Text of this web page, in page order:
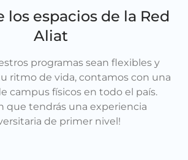
los espacios de la Red
Aliat
programas sean flexibles y
ritmo de vida, contamos con una
campus físicos en todo el país.
que tendrás una experiencia
de primer nivel!